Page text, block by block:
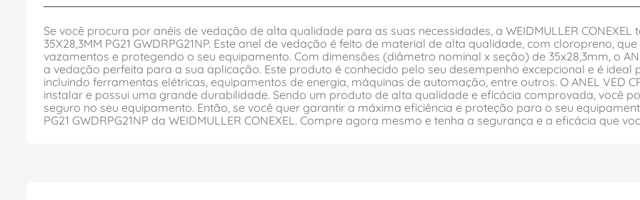
Se você procura por anéis de vedação de alta qualidade para as suas necessidades, a WEIDMULLER
35X28,3MM PG21 GWDRPG21NP. Este anel de vedação é feito de material de alta qualidade, com cloropreno,
vazamentos e protegendo o seu equipamento. Com dimensões (diâmetro nominal x seção) de 35x28,3mm, o
a vedação perfeita para a sua aplicação. Este produto é conhecido pelo seu desempenho excepcional e é
incluindo ferramentas elétricas, equipamentos de energia, máquinas de automação, entre outros. O ANEL VED
instalar e possui uma grande durabilidade. Sendo um produto de alta qualidade e eficácia comprovada, você
seguro no seu equipamento. Então, se você quer garantir a máxima eficiência e proteção para o seu
PG21 GWDRPG21NP da WEIDMULLER CONEXEL. Compre agora mesmo e tenha a segurança e a eficácia que